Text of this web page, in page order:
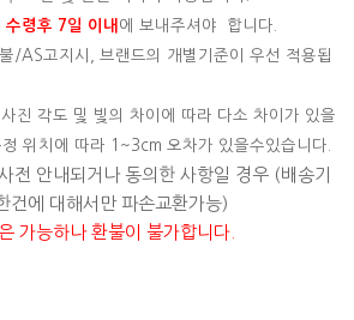
령후 7일 이내 에 보내주셔야 합니다.
/AS고지시, 브랜드의 개별기준이 우선 적용됩
진 각도 및 빛의 차이에 따라 다소 차이가 있을
위치에 따라 1~3cm 오차가 있을수있습니다.
전 안내되거나 동의한 사항일 경우 (배송기
건에 대해서만 파손교환가능)
가능하나 환불이 불가합니다.